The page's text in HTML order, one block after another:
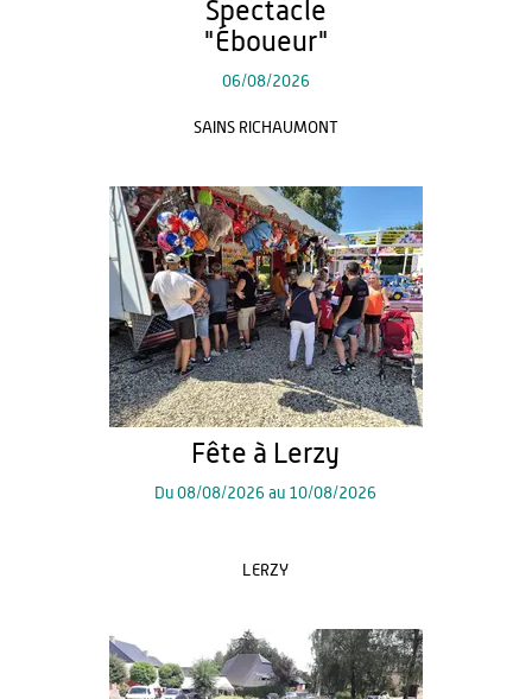
Spectacle
"Éboueur"
06/08/2026
SAINS RICHAUMONT
Fête à Lerzy
Du08/08/2026 au 10/08/2026
LERZY